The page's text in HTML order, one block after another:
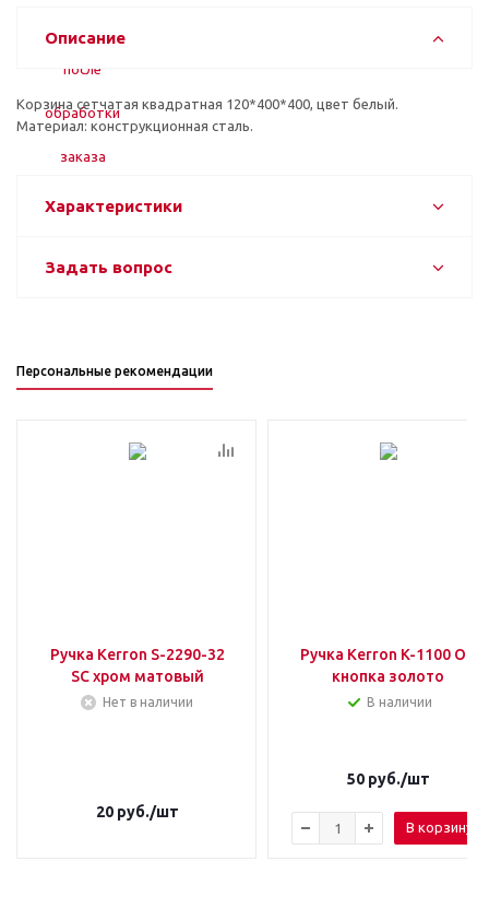
Описание
Корзина сетчатая квадратная 120*400*400, цвет белый.
Материал: конструкционная сталь.
Характеристики
Задать вопрос
Персональные рекомендации
Ручка Kerron S-2290-32
SC хром матовый
Нет в наличии
20руб./шт
Ручка Kerron K-1100 ОТ
кнопка золото
В наличии
50руб./шт
В корзину